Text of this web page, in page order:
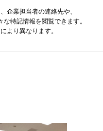
企業担当者の連絡先や、
特記情報を閲覧できます。
より異なります。